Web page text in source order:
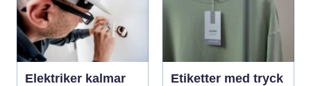
Elektriker kalmar
Etiketter med tryck